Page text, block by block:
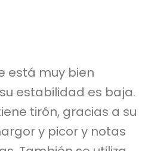
está muy bien
estabilidad es baja.
tirón, gracias a su
y picor y notas